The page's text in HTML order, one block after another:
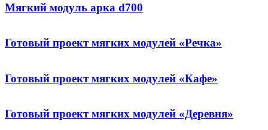
Мягкий модуль арка d700
Готовый проект мягких модулей «Речка»
Готовый проект мягких модулей «Кафе»
Готовый проект мягких модулей «Деревня»